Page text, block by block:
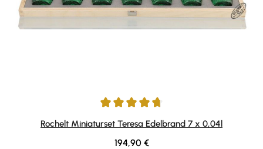
Durchschnittliche Bewertung von 4.67 von 5 Sternen
Rochelt Miniaturset Teresa Edelbrand 7 x 0,04l
Regulärer Preis:
194,90 €